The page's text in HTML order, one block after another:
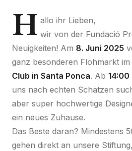
H allo ihr Lieben,
wir von der Fundació
Neuigkeiten! Am 8. Juni 2025
ganz besonderen Flohmarkt im
Club in Santa Ponca. Ab 14:00
uns nach echten Schätzen
aber super hochwertige
ein neues Zuhause.
Das Beste daran? Mindestens
gehen direkt an unsere